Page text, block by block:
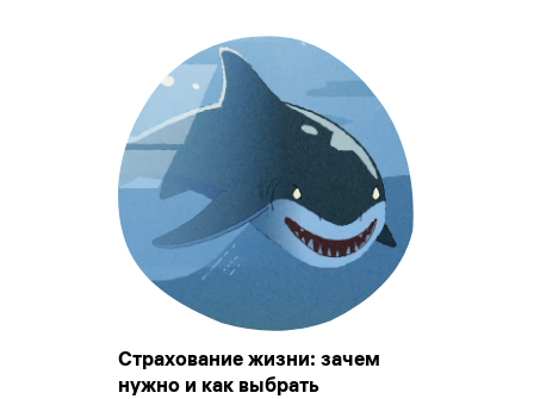
Страхование жизни: зачем
нужно и как выбрать